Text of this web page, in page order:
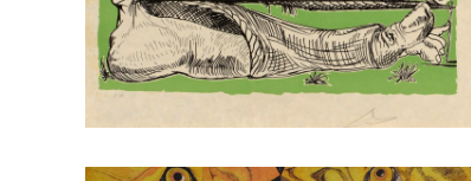
DALI, Salvador